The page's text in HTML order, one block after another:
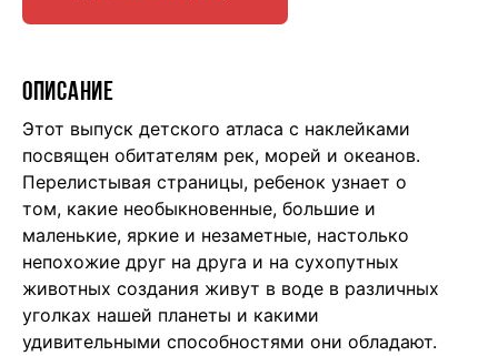
ОПИСАНИЕ
Этот выпуск детского атласа с наклейками
посвящен обитателям рек, морей и океанов.
Перелистывая страницы, ребенок узнает о
том, какие необыкновенные, большие и
маленькие, яркие и незаметные, настолько
непохожие друг на друга и на сухопутных
животных создания живут в воде в различных
уголках нашей планеты и какими
удивительными способностями они обладают.